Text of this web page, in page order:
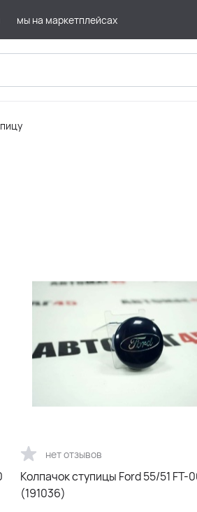
мы на маркетплейсах
нет отзывов
Колпачок ступицы Ford 55/51 FT-
(191036)